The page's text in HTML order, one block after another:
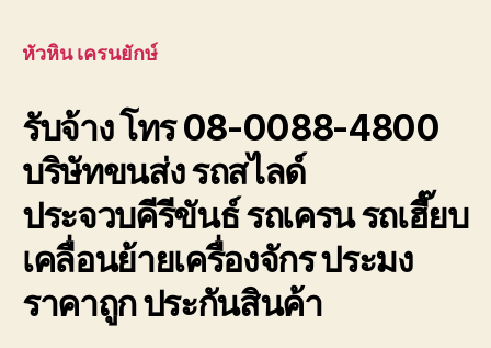
หัวหิน เครนยักษ์
รับจ้าง โทร 08-0088-4800
บริษัทขนส่ง รถสไลด์
ประจวบคีรีขันธ์ รถเครน รถเฮี๊ยบ
เคลื่อนย้ายเครื่องจักร ประมง
ราคาถูก ประกันสินค้า